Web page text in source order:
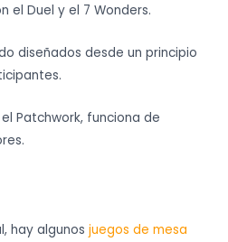
el Duel y el 7 Wonders.
diseñados desde un principio
Patchwork, funciona de
hay algunosjuegos de mesa